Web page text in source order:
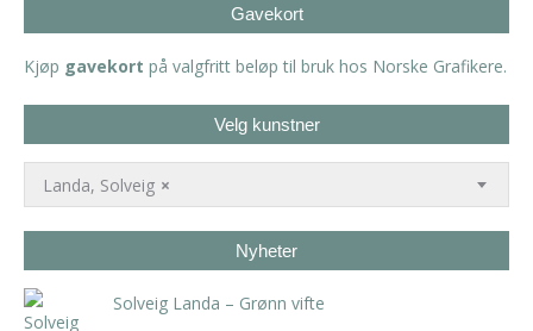
Gavekort
Kjøp gavekort på valgfritt beløp til bruk hos Norske Grafikere.
Velg kunstner
×
Landa, Solveig
Nyheter
Solveig Landa – Grønn vifte